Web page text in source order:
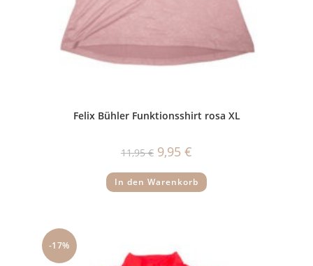
Felix Bühler Funktionsshirt rosa XL
11,95€ Ursprünglicher
Preis
11,95 €
9,95 €
9,95 €.
In den Warenkorb
-17%